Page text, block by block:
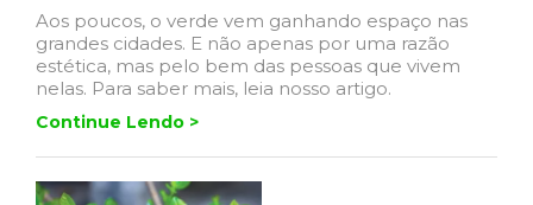
Aos poucos, o verde vem ganhando espaço nas
grandes cidades. E não apenas por uma razão
estética, mas pelo bem das pessoas que vivem
nelas. Para saber mais, leia nosso artigo.
Continue Lendo >